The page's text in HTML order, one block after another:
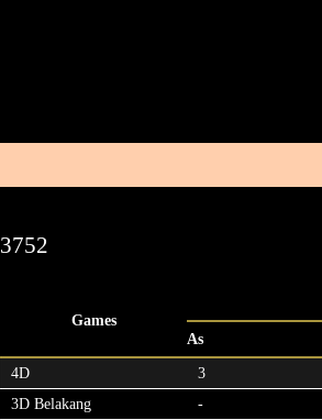
3752
Games
As
4D 3
3D Belakang
-